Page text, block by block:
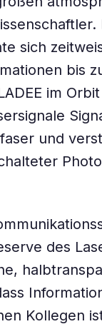
sich
bis
im
und
des
Kollegen